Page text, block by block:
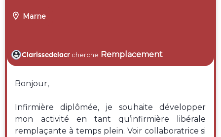
 Marne
Clarissedelacr cherche Remplacement
Bonjour,
Infirmière diplômée, je souhaite développer
mon activité en tant qu’infirmière libérale
remplaçante à temps plein. Voir collaboratrice si